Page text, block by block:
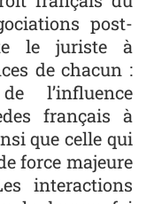
post-
le juriste à
de chacun :
l’influence
français à
que celle qui
force majeure
interactions